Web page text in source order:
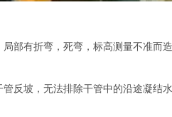
部有折弯，死弯，标高测量不准而
反坡，无法排除干管中的沿途凝结